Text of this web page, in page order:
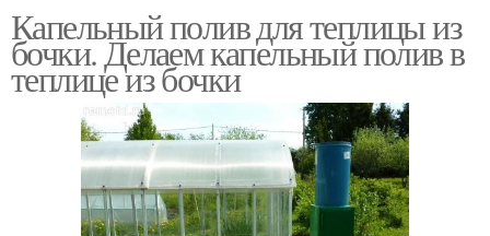
Капельный полив для теплицы из
бочки. Делаем капельный полив в
теплице из бочки